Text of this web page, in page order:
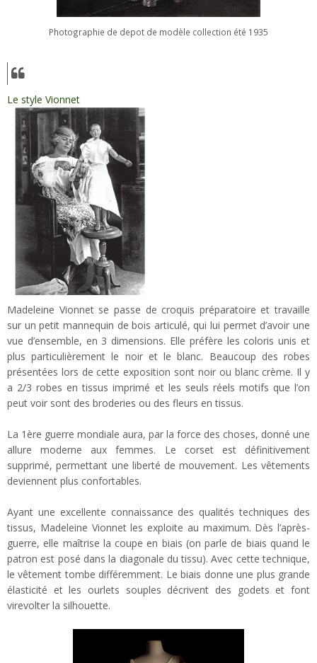
Photographie de depot de modèle collection été 1935
Le style Vionnet
Madeleine Vionnet se passe de croquis préparatoire et travaille
sur un petit mannequin de bois articulé, qui lui permet d’avoir une
vue d’ensemble, en 3 dimensions. Elle préfère les coloris unis et
plus particulièrement le noir et le blanc. Beaucoup des robes
présentées lors de cette exposition sont noir ou blanc crème. Il y
a 2/3 robes en tissus imprimé et les seuls réels motifs que l’on
peut voir sont des broderies ou des fleurs en tissus.
La 1ère guerre mondiale aura, par la force des choses, donné une
allure moderne aux femmes. Le corset est définitivement
supprimé, permettant une liberté de mouvement. Les vêtements
deviennent plus confortables.
Ayant une excellente connaissance des qualités techniques des
tissus, Madeleine Vionnet les exploite au maximum. Dès l’après-
guerre, elle maîtrise la coupe en biais (on parle de biais quand le
patron est posé dans la diagonale du tissu). Avec cette technique,
le vêtement tombe différemment. Le biais donne une plus grande
élasticité et les ourlets souples décrivent des godets et font
virevolter la silhouette.